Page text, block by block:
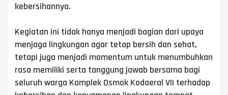
kebersihannya.
Kegiatan ini tidak hanya menjadi bagian dari upaya
menjaga lingkungan agar tetap bersih dan sehat,
tetapi juga menjadi momentum untuk menumbuhkan
rasa memiliki serta tanggung jawab bersama bagi
seluruh warga Komplek Osmok Kodaeral VII terhadap